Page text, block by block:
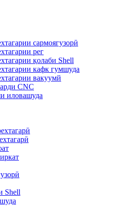
сармоягузорӣ
рег
қолаби Shell
кафк гумшуда
вакуумй
CNC
иловашуда
Shell